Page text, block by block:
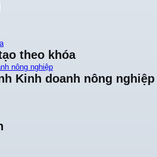
theo khóa
nông nghiệp
Kinh doanh nông nghiệp